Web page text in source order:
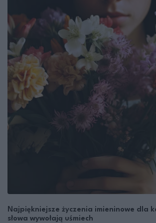
Najpiękniejsze życzenia imieninowe dla
słowa wywołają uśmiech